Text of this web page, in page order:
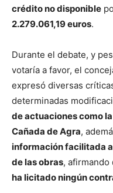
crédito no disponible
2.279.061,19 euros.
Durante el debate, y
votaría a favor, el
expresó diversas
determinadas
de actuaciones como
Cañada de Agra,
información facilitada
de las obras, afirmando
ha licitado ningún